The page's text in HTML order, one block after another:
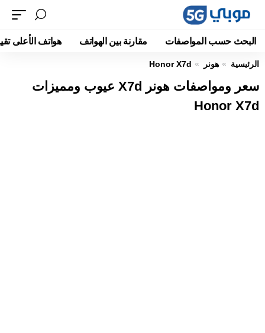
البحث حسب المواصفات مقارنة بين الهواتف هواتف الأعلى
الرئيسية هونر Honor X7d
سعر ومواصفات هونر X7d عيوب ومميزات
Honor X7d